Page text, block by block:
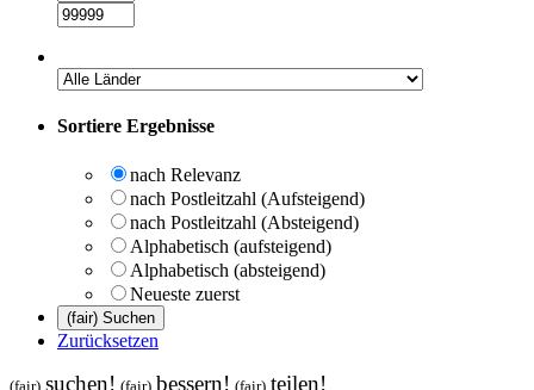
Sortiere Ergebnisse
nach Relevanz
nach Postleitzahl (Aufsteigend)
nach Postleitzahl (Absteigend)
Alphabetisch (aufsteigend)
Alphabetisch (absteigend)
Neueste zuerst
Zurücksetzen
(fair) suchen! (fair) bessern! (fair) teilen!